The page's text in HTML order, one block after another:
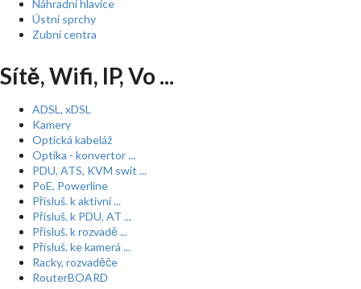
Náhradní hlavice
Ústní sprchy
Zubní centra
Sítě, Wifi, IP, Vo ...
ADSL, xDSL
Kamery
Optická kabeláž
Optika - konvertor ...
PDU, ATS, KVM swit ...
PoE, Powerline
Přísluš. k aktivní ...
Přísluš. k PDU, AT ...
Přísluš. k rozvadě ...
Přísluš. ke kamerá ...
Racky, rozvaděče
RouterBOARD